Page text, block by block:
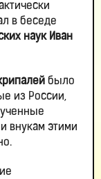
в беседе
наук Иван
было
из России,
внукам этими